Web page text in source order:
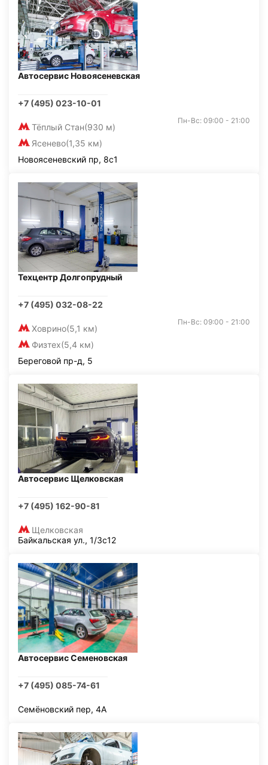
Автосервис Новоясеневская
+7 (495) 023-10-01
Тёплый Стан(930 м)
Ясенево(1,35 км)
Пн-Вс: 09:00 - 21:00
Новоясеневский пр, 8с1
Техцентр Долгопрудный
+7 (495) 032-08-22
Ховрино(5,1 км)
Физтех(5,4 км)
Пн-Вс: 09:00 - 21:00
Береговой пр-д, 5
Автосервис Щелковская
+7 (495) 162-90-81
Щелковская
Байкальская ул., 1/3с12
Автосервис Семеновская
+7 (495) 085-74-61
Семёновский пер, 4А